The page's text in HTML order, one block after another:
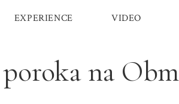
EXPERIENCE VIDEO
poroka na